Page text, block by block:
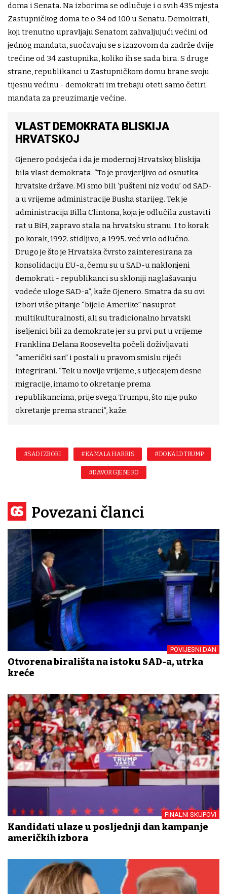
doma i Senata. Na izborima se odlučuje i o svih 435 mjesta
Zastupničkog doma te o 34 od 100 u Senatu. Demokrati,
koji trenutno upravljaju Senatom zahvaljujući većini od
jednog mandata, suočavaju se s izazovom da zadrže dvije
trećine od 34 zastupnika, koliko ih se sada bira. S druge
strane, republikanci u Zastupničkom domu brane svoju
tijesnu većinu - demokrati im trebaju oteti samo četiri
mandata za preuzimanje većine.
VLAST DEMOKRATA BLISKIJA
HRVATSKOJ
Gjenero podsjeća i da je modernoj Hrvatskoj bliskija
bila vlast demokrata. “To je provjerljivo od osnutka
hrvatske države. Mi smo bili ‘pušteni niz vodu’ od SAD-
a u vrijeme administracije Busha starijeg. Tek je
administracija Billa Clintona, koja je odlučila zustaviti
rat u BiH, zapravo stala na hrvatsku stranu. I to korak
po korak, 1992. stidljivo, a 1995. već vrlo odlučno.
Drugo je što je Hrvatska čvrsto zainteresirana za
konsolidaciju EU-a, čemu su u SAD-u naklonjeni
demokrati - republikanci su skloniji naglašavanju
vodeće uloge SAD-a”, kaže Gjenero. Smatra da su ovi
izbori više pitanje “bijele Amerike” nasuprot
multikulturalnosti, ali su tradicionalno hrvatski
iseljenici bili za demokrate jer su prvi put u vrijeme
Franklina Delana Roosevelta počeli doživljavati
“američki san” i postali u pravom smislu riječi
integrirani. “Tek u novije vrijeme, s utjecajem desne
migracije, imamo to okretanje prema
republikancima, prije svega Trumpu, što nije puko
okretanje prema stranci”, kaže.
#SAD IZBORI #KAMALA HARRIS #DONALD TRUMP
#DAVOR GJENERO
Povezani članci
POVIJESNI DAN
Otvorena birališta na istoku SAD-a, utrka
kreće
FINALNI SKUPOVI
Kandidati ulaze u posljednji dan kampanje
američkih izbora